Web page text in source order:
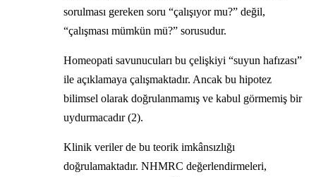
sorulması gereken soru “çalışıyor mu?” değil,
“çalışması mümkün mü?” sorusudur.
Homeopati savunucuları bu çelişkiyi “suyun hafızası”
ile açıklamaya çalışmaktadır. Ancak bu hipotez
bilimsel olarak doğrulanmamış ve kabul görmemiş bir
uydurmacadır (2).
Klinik veriler de bu teorik imkânsızlığı
doğrulamaktadır. NHMRC değerlendirmeleri,